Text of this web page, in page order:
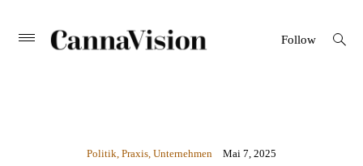
Skip Primary
Menu
CANNAVISION
Follow
open
search
Politik, Praxis, Unternehmen Mai 7, 2025